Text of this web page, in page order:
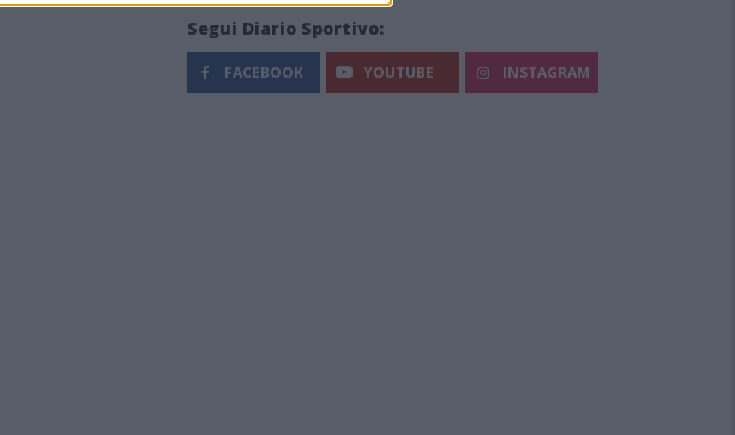
Segui Diario Sportivo:
FACEBOOK YOUTUBE INSTAGRAM